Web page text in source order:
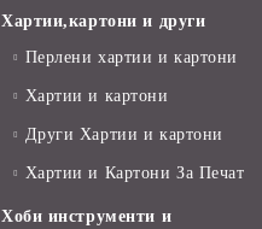
Хартии,картони и други
Перлени хартии и картони
Хартии и картони
Други Хартии и картони
Хартии и Картони За Печат
Хоби инструменти и